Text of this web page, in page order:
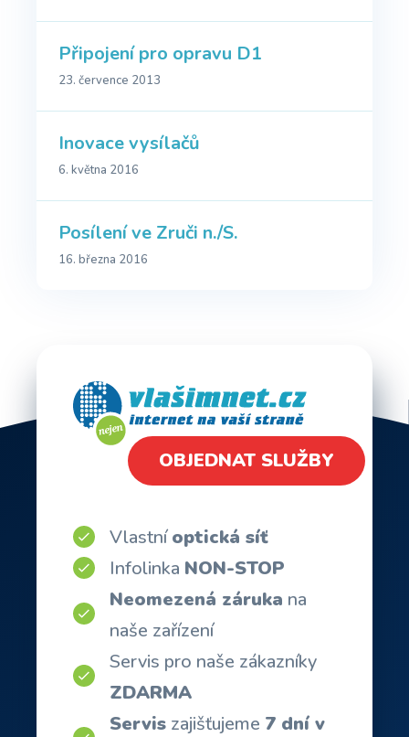
Připojení pro opravu D1
23. července 2013
Inovace vysílačů
6. května 2016
Posílení ve Zruči n./S.
16. března 2016
OBJEDNAT SLUŽBY
Vlastníoptická síť
Infolinka NON-STOP
Neomezená záruka na
naše zařízení
Servis pro naše zákazníky
ZDARMA
Servis zajišťujeme 7 dní v